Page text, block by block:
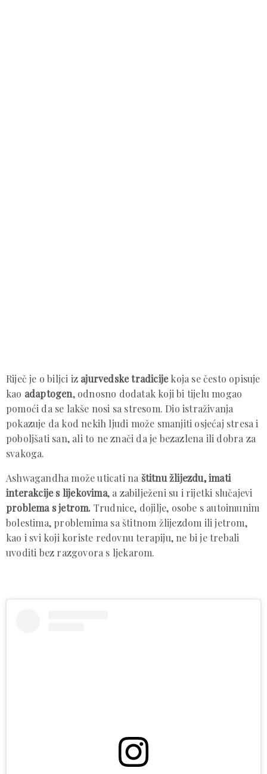
Riječ je o biljci iz ajurvedske tradicijekoja se često opisuje
kao adaptogen, odnosno dodatak koji bi tijelu mogao
pomoći da se lakše nosi sa stresom. Dio istraživanja
pokazuje da kod nekih ljudi može smanjiti osjećaj stresa i
poboljšati san, ali to ne znači da je bezazlena ili dobra za
svakoga.
Ashwagandha može uticati na štitnu žlijezdu, imati
interakcije s lijekovima, a zabilježeni su i rijetki slučajevi
problema s jetrom. Trudnice, dojilje, osobe s autoimunim
bolestima, problemima sa štitnom žlijezdom ili jetrom,
kao i svi koji koriste redovnu terapiju, ne bi je trebali
uvoditi bez razgovora s ljekarom.